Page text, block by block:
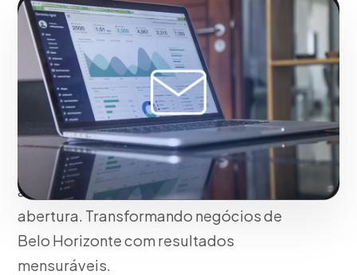
Em nossa agência, desenvolvemos fluxos
de automação de e-mail com higiene
avançada de banco de dados para
garantir máxima entregabilidade e evitar
caixas de spam. Personalizamos o
conteúdo usando tags dinâmicas e
implementamos testes A/B nas linhas de
assunto para maximizar a taxa de
abertura. Transformando negócios de
Belo Horizonte com resultados
mensuráveis.